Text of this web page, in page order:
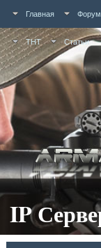
Главная Форум
ТНТ Статьи
IP